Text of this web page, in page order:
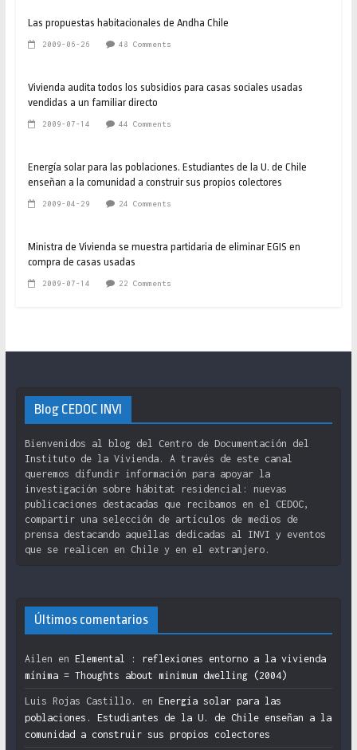
Las propuestas habitacionales de Andha Chile
2009-06-26 48 Comments
Vivienda audita todos los subsidios para casas sociales usadas
vendidas a un familiar directo
2009-07-14 44 Comments
Energía solar para las poblaciones. Estudiantes de la U. de Chile
enseñan a la comunidad a construir sus propios colectores
2009-04-29 24 Comments
Ministra de Vivienda se muestra partidaria de eliminar EGIS en
compra de casas usadas
2009-07-14 22 Comments
Blog CEDOC INVI
Bienvenidos al blog del Centro de Documentación del
Instituto de la Vivienda. A través de este canal
queremos difundir información para apoyar la
investigación sobre hábitat residencial: nuevas
publicaciones destacadas que recibamos en el CEDOC,
compartir una selección de artículos de medios de
prensa destacando aquellas dedicadas al INVI y eventos
que se realicen en Chile y en el extranjero.
Últimos comentarios
Ailen en Elemental : reflexiones entorno a la vivienda
mínima = Thoughts about minimum dwelling (2004)
Luis Rojas Castillo. en Energía solar para las
poblaciones. Estudiantes de la U. de Chile enseñan a la
comunidad a construir sus propios colectores